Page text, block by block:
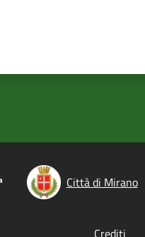
Città di Mirano
Crediti